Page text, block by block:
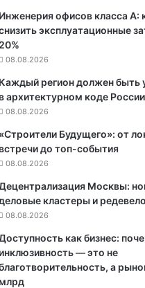
Инженерия офисов класса А:
эксплуатационные
20%
08.08.2026
Каждый регион должен быть
в архитектурном коде России
08.08.2026
«Строители Будущего»: от
встречи до топ-события
08.08.2026
Москвы:
кластеры и
08.08.2026
как бизнес:
инклюзивность — это не
а
млрд